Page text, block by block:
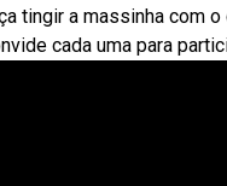
tingir a massinha com
cada uma para